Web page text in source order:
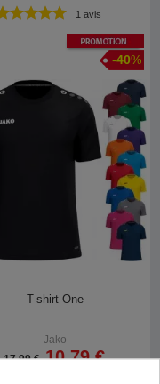
1 avis
Promotion
-40%
T-shirt One
Jako
17,99 € 10,79 €